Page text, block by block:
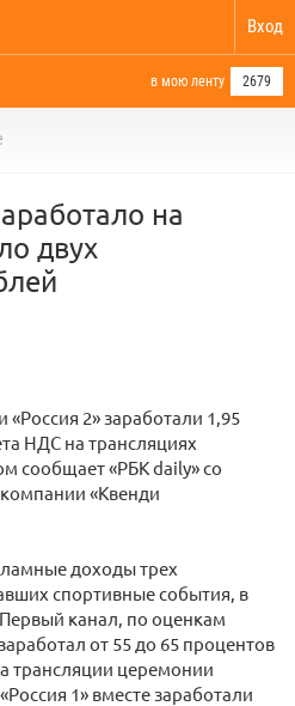
Вход
в мою ленту 2679
на
двух
«Россия 2» заработали 1,95
НДС на трансляциях
сообщает «РБК daily» со
«Квенди
доходы трех
спортивные события, в
канал, по оценкам
от 55 до 65 процентов
трансляции церемонии
1» вместе заработали